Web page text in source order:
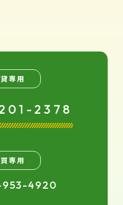
専用
2378
専用
4920